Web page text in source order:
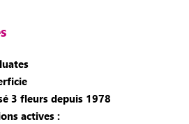
3 fleurs depuis 1978
actives :